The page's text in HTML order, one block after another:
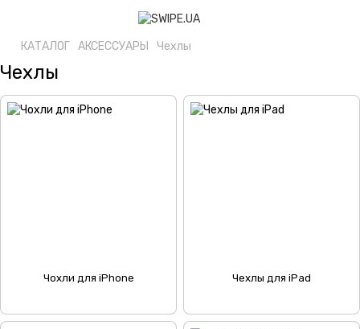
КАТАЛОГ АКСЕССУАРЫ Чехлы
Чехлы
Чохли для iPhone Чехлы для iPad